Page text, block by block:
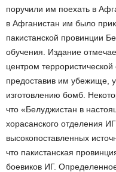
поручили им поехать в
в Афганистан им было
пакистанской провинции
обучения. Издание
центром
предоставив им убежище,
изготовлению бомб.
что «Белуджистан в
хорасанского отделения
высокопоставленных
что пакистанская
боевиков ИГ.